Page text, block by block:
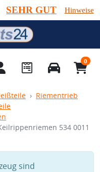
SEHR GUT Hinweise
0
Riementrieb
534 0011
sind